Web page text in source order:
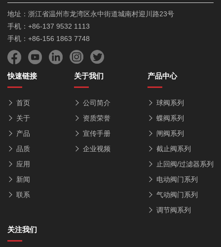
地址：浙江省温州市龙湾区永中街道城南村迎川路23号
手机：+86-137 9532 1113
手机：+86-156 1863 7748
快速链接
首页
关于
产品
品质
应用
新闻
联系
关于我们
公司简介
资质荣誉
宣传手册
企业视频
产品中心
球阀系列
蝶阀系列
闸阀系列
截止阀系列
止回阀/过滤器系列
电动阀门系列
气动阀门系列
调节阀系列
关注我们